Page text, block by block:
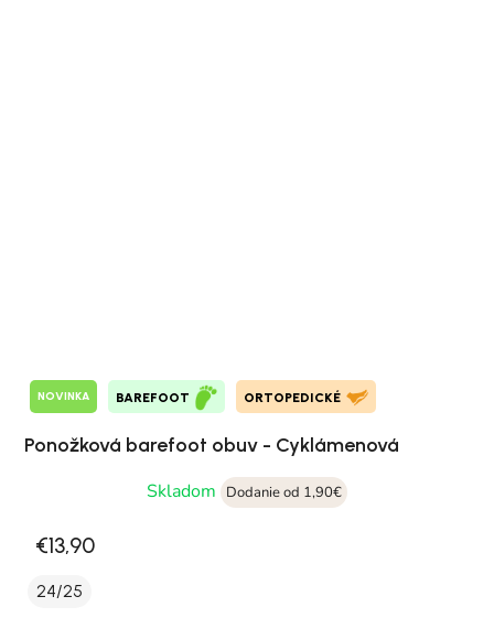
NOVINKA BAREFOOT ORTOPEDICKÉ
Ponožková barefoot obuv - Cyklámenová
Skladom
Dodanie od 1,90€
€13,90
24/25